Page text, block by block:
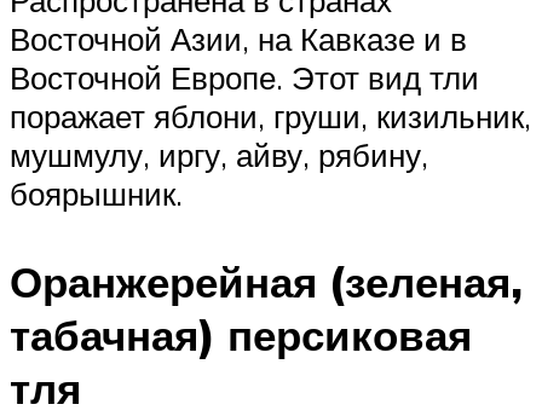
Восточной Азии, на Кавказе и в
Восточной Европе. Этот вид тли
поражает яблони, груши, кизильник,
мушмулу, иргу, айву, рябину,
боярышник.
Оранжерейная (зеленая,
табачная) персиковая
тля